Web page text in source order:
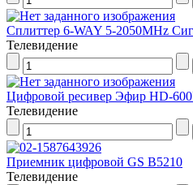
Сплиттер 6-WAY 5-2050MHz
Телевидение
Цифровой ресивер Эфир HD-
Телевидение
Приемник цифровой GS В5210
Телевидение